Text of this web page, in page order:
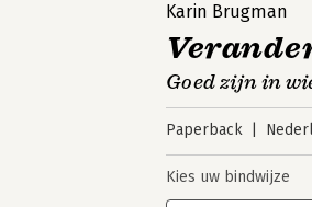
Karin Brugman
Goed zijn in
Paperback
Kies uw bindwijze